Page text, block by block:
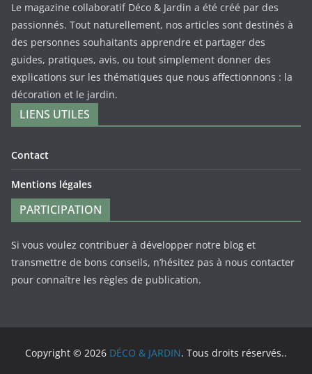
Le magazine collaboratif Déco & Jardin a été créé par des
passionnés. Tout naturellement, nos articles sont destinés à
des personnes souhaitants apprendre et partager des
guides, pratiques, avis, ou tout simplement donner des
explications sur les thématiques que nous affectionnons : la
décoration et le jardin.
LIENS UTILES
Contact
Mentions légales
PARTICIPATION
Si vous voulez contribuer à développer notre blog et
transmettre de bons conseils, n’hésitez pas à nous contacter
pour connaître les règles de publication.
Copyright © 2026 DÉCO & JARDIN. Tous droits réservés..